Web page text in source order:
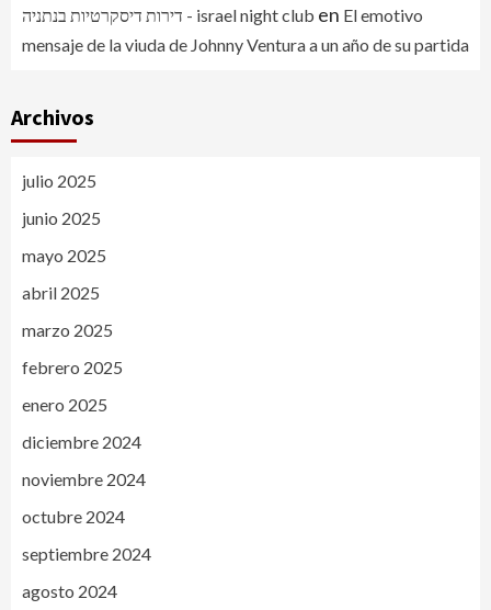
דירות דיסקרטיות בנתניה - israel night club en El emotivo
mensaje de la viuda de Johnny Ventura a un año de su partida
Archivos
julio 2025
junio 2025
mayo 2025
abril 2025
marzo 2025
febrero 2025
enero 2025
diciembre 2024
noviembre 2024
octubre 2024
septiembre 2024
agosto 2024